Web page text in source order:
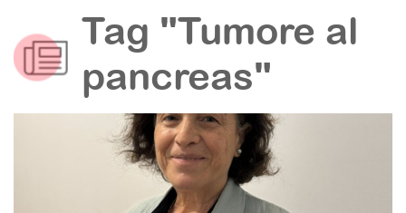
Tag "Tumore al
pancreas"